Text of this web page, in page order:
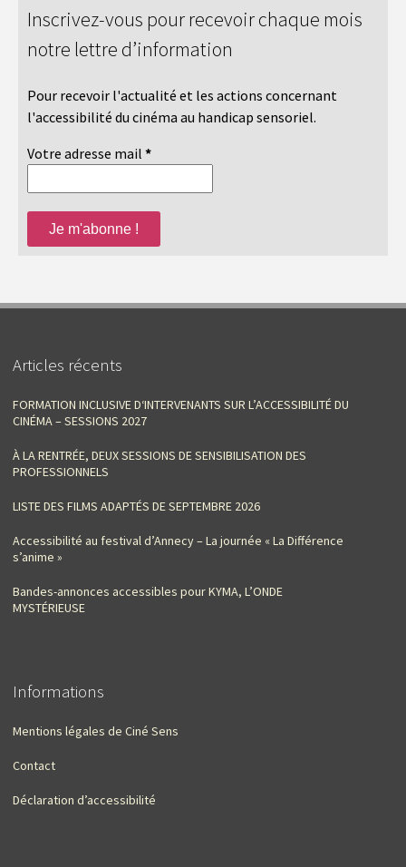
Inscrivez-vous pour recevoir chaque mois
notre lettre d’information
Pour recevoir l'actualité et les actions concernant
l'accessibilité du cinéma au handicap sensoriel.
Votre adresse mail *
Articles récents
FORMATION INCLUSIVE D‘INTERVENANTS SUR L’ACCESSIBILITÉ DU
CINÉMA – SESSIONS 2027
À LA RENTRÉE, DEUX SESSIONS DE SENSIBILISATION DES
PROFESSIONNELS
LISTE DES FILMS ADAPTÉS DE SEPTEMBRE 2026
Accessibilité au festival d’Annecy – La journée « La Différence
s’anime »
Bandes-annonces accessibles pour KYMA, L’ONDE
MYSTÉRIEUSE
Informations
Mentions légales de Ciné Sens
Contact
Déclaration d’accessibilité